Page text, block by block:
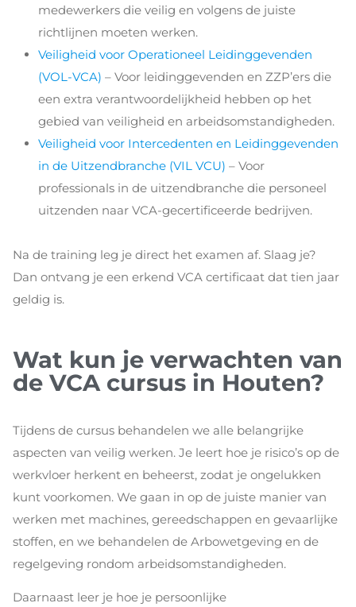
medewerkers die veilig en volgens de juiste
richtlijnen moeten werken.
Veiligheid voor Operationeel Leidinggevenden
(VOL-VCA) – Voor leidinggevenden en ZZP’ers die
een extra verantwoordelijkheid hebben op het
gebied van veiligheid en arbeidsomstandigheden.
Veiligheid voor Intercedenten en Leidinggevenden
in de Uitzendbranche (VIL VCU) – Voor
professionals in de uitzendbranche die personeel
uitzenden naar VCA-gecertificeerde bedrijven.
Na de training leg je direct het examen af. Slaag je?
Dan ontvang je een erkend VCA certificaat dat tien jaar
geldig is.
Wat kun je verwachten van
de VCA cursus in Houten?
Tijdens de cursus behandelen we alle belangrijke
aspecten van veilig werken. Je leert hoe je risico’s op de
werkvloer herkent en beheerst, zodat je ongelukken
kunt voorkomen. We gaan in op de juiste manier van
werken met machines, gereedschappen en gevaarlijke
stoffen, en we behandelen de Arbowetgeving en de
regelgeving rondom arbeidsomstandigheden.
Daarnaast leer je hoe je persoonlijke